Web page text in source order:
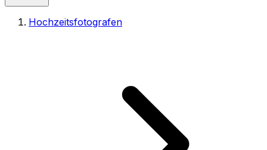
Hochzeitsfotografen